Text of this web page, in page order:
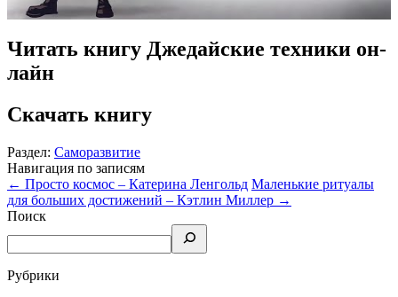
Читать книгу Джедайские техники он-
лайн
Скачать книгу
Раздел: Саморазвитие
Навигация по записям
← Просто космос – Катерина Ленгольд Маленькие ритуалы
для больших достижений – Кэтлин Миллер →
Поиск
Рубрики